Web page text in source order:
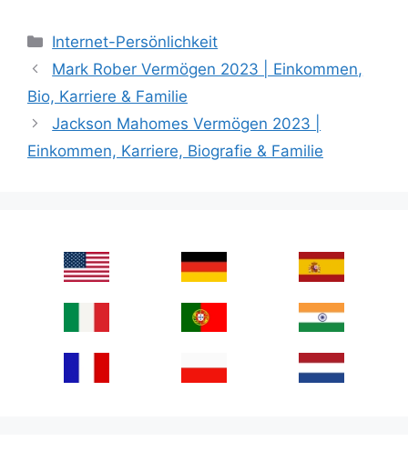
Categories
Internet-Persönlichkeit
Mark Rober Vermögen 2023 | Einkommen,
Bio, Karriere & Familie
Jackson Mahomes Vermögen 2023 |
Einkommen, Karriere, Biografie & Familie